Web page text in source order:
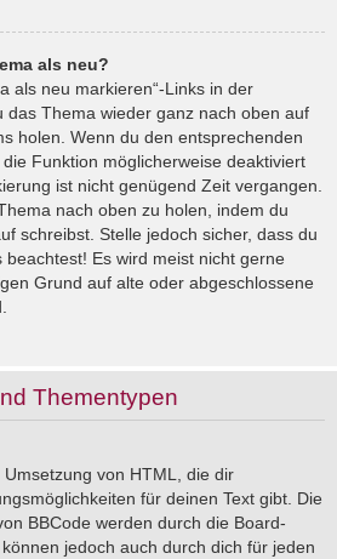
als neu?
als neu markieren“-Links in der
das Thema wieder ganz nach oben auf
holen. Wenn du den entsprechenden
Funktion möglicherweise deaktiviert
ist nicht genügend Zeit vergangen.
nach oben zu holen, indem du
schreibst. Stelle jedoch sicher, dass du
Es wird meist nicht gerne
Grund auf alte oder abgeschlossene
Thementypen
von HTML, die dir
für deinen Text gibt. Die
BBCode werden durch die Board-
jedoch auch durch dich für jeden